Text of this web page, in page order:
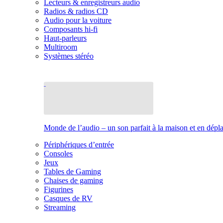
Lecteurs & enregistreurs audio
Radios & radios CD
Audio pour la voiture
Composants hi-fi
Haut-parleurs
Multiroom
Systèmes stéréo
Monde de l’audio – un son parfait à la maison et en
Périphériques d’entrée
Consoles
Jeux
Tables de Gaming
Chaises de gaming
Figurines
Casques de RV
Streaming